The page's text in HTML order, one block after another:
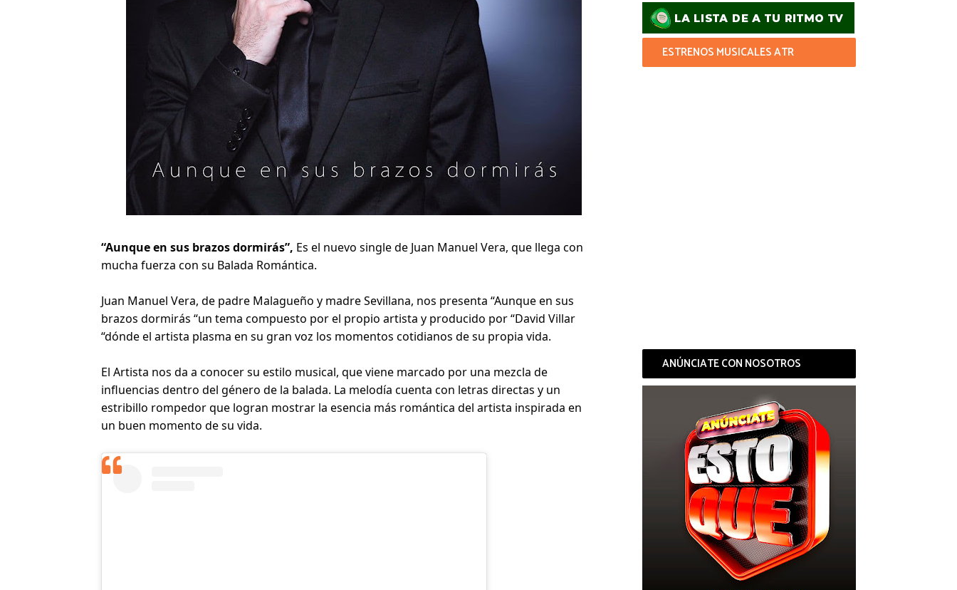
“Aunque en sus brazos dormirás”, Es el nuevo single de Juan Manuel Vera, que llega con
mucha fuerza con su Balada Romántica.
Juan Manuel Vera, de padre Malagueño y madre Sevillana, nos presenta “Aunque en sus
brazos dormirás “un tema compuesto por el propio artista y producido por “David Villar
“dónde el artista plasma en su gran voz los momentos cotidianos de su propia vida.
El Artista nos da a conocer su estilo musical, que viene marcado por una mezcla de
influencias dentro del género de la balada. La melodía cuenta con letras directas y un
estribillo rompedor que logran mostrar la esencia más romántica del artista inspirada en
un buen momento de su vida.
ESTRENOS MUSICALES ATR
ANÚNCIATE CON NOSOTROS